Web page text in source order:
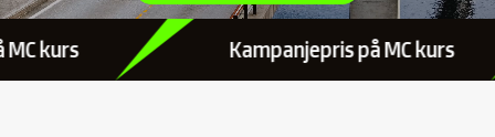
Kampanjepris på MC kurs